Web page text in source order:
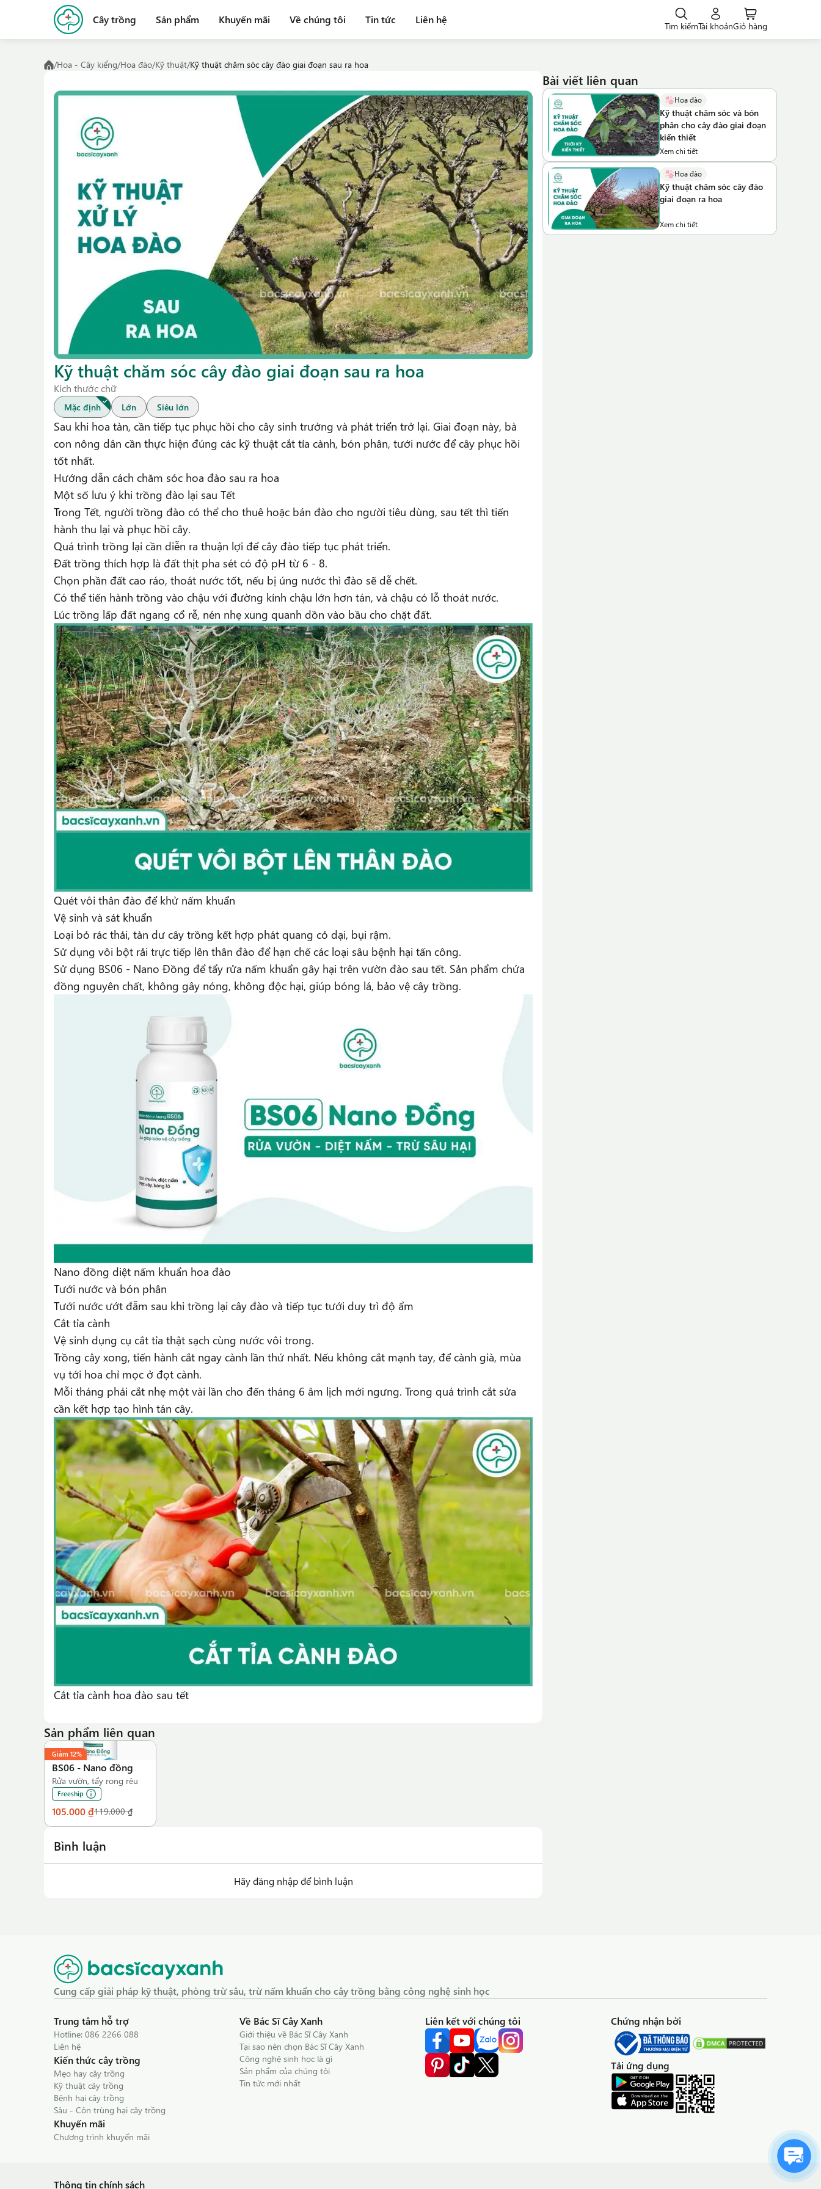
Cây trồng Sản phẩm Khuyến mãi Về chúng tôi Tin tức Liên hệ Tìm kiếmTài khoảnGiỏ hàng
/Hoa - Cây kiểng/Hoa đào/Kỹ thuật/Kỹ thuật chăm sóc cây đào giai đoạn sau ra hoa
Kỹ thuật chăm sóc cây đào giai đoạn sau ra hoa
Kích thước chữ
Mặc định Lớn Siêu lớn
Sau khi hoa tàn, cần tiếp tục phục hồi cho cây sinh trưởng và phát triển trở lại. Giai đoạn này, bà
con nông dân cần thực hiện đúng các kỹ thuật cắt tỉa cành, bón phân, tưới nước để cây phục hồi
tốt nhất.
Hướng dẫn cách chăm sóc hoa đào sau ra hoa
Một số lưu ý khi trồng đào lại sau Tết
Trong Tết, người trồng đào có thể cho thuê hoặc bán đào cho người tiêu dùng, sau tết thì tiến
hành thu lại và phục hồi cây.
Quá trình trồng lại cần diễn ra thuận lợi để cây đào tiếp tục phát triển.
Đất trồng thích hợp là đất thịt pha sét có độ pH từ 6 - 8.
Chọn phần đất cao ráo, thoát nước tốt, nếu bị úng nước thì đào sẽ dễ chết.
Có thể tiến hành trồng vào chậu với đường kính chậu lớn hơn tán, và chậu có lỗ thoát nước.
Lúc trồng lấp đất ngang cổ rễ, nén nhẹ xung quanh dồn vào bầu cho chặt đất.
Quét vôi thân đào để khử nấm khuẩn
Vệ sinh và sát khuẩn
Loại bỏ rác thải, tàn dư cây trồng kết hợp phát quang cỏ dại, bụi rậm.
Sử dụng vôi bột rải trực tiếp lên thân đào để hạn chế các loại sâu bệnh hại tấn công.
Sử dụng BS06 - Nano Đồng để tẩy rửa nấm khuẩn gây hại trên vườn đào sau tết. Sản phẩm chứa
đồng nguyên chất, không gây nóng, không độc hại, giúp bóng lá, bảo vệ cây trồng.
Nano đồng diệt nấm khuẩn hoa đào
Tưới nước và bón phân
Tưới nước ướt đẫm sau khi trồng lại cây đào và tiếp tục tưới duy trì độ ẩm
Cắt tỉa cành
Vệ sinh dụng cụ cắt tỉa thật sạch cùng nước vôi trong.
Trồng cây xong, tiến hành cắt ngay cành lần thứ nhất. Nếu không cắt mạnh tay, để cành già, mùa
vụ tới hoa chỉ mọc ở đọt cành.
Mỗi tháng phải cắt nhẹ một vài lần cho đến tháng 6 âm lịch mới ngưng. Trong quá trình cắt sửa
cần kết hợp tạo hình tán cây.
Cắt tỉa cành hoa đào sau tết
Sản phẩm liên quan
Giảm 12%
BS06 - Nano đồng
Rửa vườn, tẩy rong rêu
Freeship
105.000 ₫119.000 ₫
Bình luận
Hãy đăng nhập để bình luận
Bài viết liên quan
Hoa đào
Kỹ thuật chăm sóc và bón
phân cho cây đào giai đoạn
kiến thiết
Xem chi tiết
Hoa đào
Kỹ thuật chăm sóc cây đào
giai đoạn ra hoa
Xem chi tiết
Cung cấp giải pháp kỹ thuật, phòng trừ sâu, trừ nấm khuẩn cho cây trồng bằng công nghệ sinh học
Trung tâm hỗ trợ
Hotline: 086 2266 088
Liên hệ
Kiến thức cây trồng
Mẹo hay cây trồng
Kỹ thuật cây trồng
Bệnh hại cây trồng
Sâu - Côn trùng hại cây trồng
Khuyến mãi
Chương trình khuyến mãi
Về Bác Sĩ Cây Xanh
Giới thiệu về Bác Sĩ Cây Xanh
Tại sao nên chọn Bác Sĩ Cây Xanh
Công nghệ sinh học là gì
Sản phẩm của chúng tôi
Tin tức mới nhất
Liên kết với chúng tôi Chứng nhận bởi
Tải ứng dụng
Thông tin chính sách